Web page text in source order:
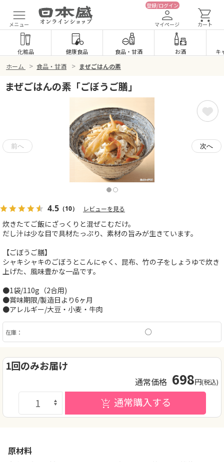
メニュー
登録/ログイン
マイページ カート
化粧品 健康食品 食品・ 甘酒 お酒 キ
ホーム > 食品・甘酒 > まぜごはんの素
まぜごはんの素「ごぼうご膳」
4.5 （10） レビューを見る
炊きたてご飯にざっくりと混ぜこむだけ。
だし汁は少な目で具材たっぷり、素材の旨みが生きています。
【ごぼうご膳】
シャキシャキのごぼうとこんにゃく、昆布、竹の子をしょうゆで炊き
上げた、風味豊かな一品です。
●1袋/110g（2合用)
●賞味期限/製造日より6ヶ月
●アレルギー/大豆・小麦・牛肉
在庫： ○
1回のみお届け
通常価格 698円(税込)
通常購入する
原材料